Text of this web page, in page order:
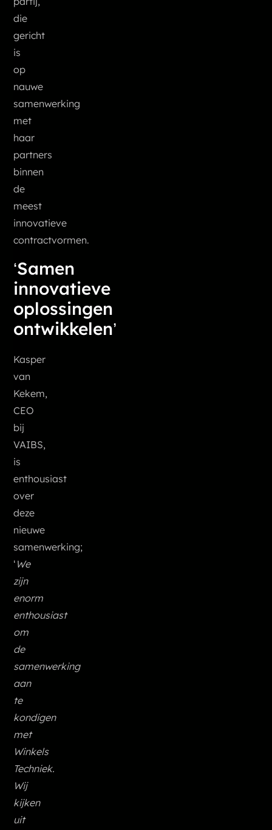
die
gericht
is
op
nauwe
samenwerking
met
haar
partners
binnen
de
meest
innovatieve
contractvormen.
‘Samen
innovatieve
oplossingen
ontwikkelen’
Kasper
van
Kekem,
CEO
bij
VAIBS,
is
enthousiast
over
deze
nieuwe
samenwerking;
‘ We
zijn
enorm
enthousiast
om
de
samenwerking
aan
te
kondigen
met
Winkels
Techniek.
Wij
kijken
uit